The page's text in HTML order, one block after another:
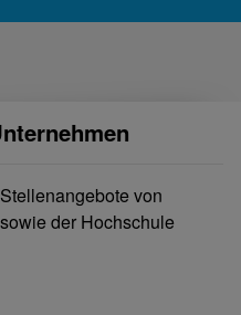
von
der Hochschule